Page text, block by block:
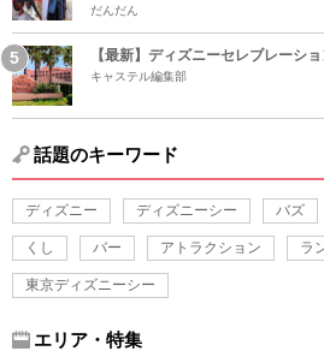
だんだん
【最新】ディズニーセレブレーシ
キャステル編集部
話題のキーワード
ディズニー ディズニーシー バズ
くし バー アトラクション ラ
東京ディズニーシー
エリア・特集